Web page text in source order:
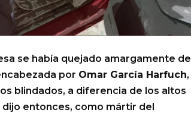
se había quejado amargamente de
por Omar García Harfuch,
blindados, a diferencia de los altos
dijo entonces, como mártir del